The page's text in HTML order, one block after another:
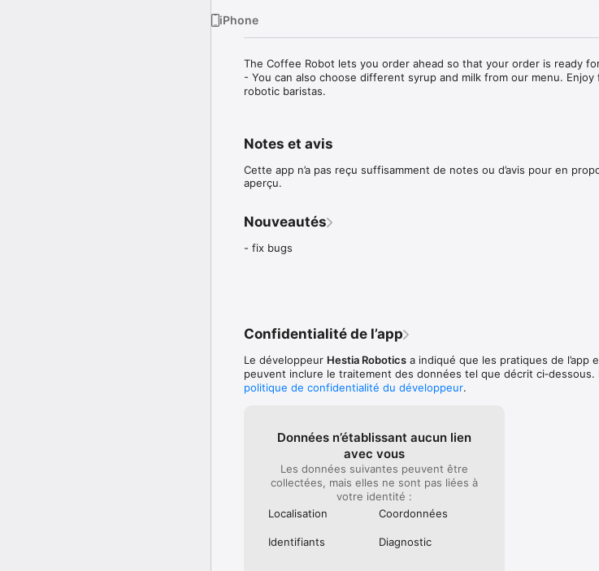
iPhone
The Coffee Robot lets you order ahead so that your order is ready
- You can also choose different syrup and milk from our menu.
robotic baristas.
Notes et avis
Cette app n’a pas reçu suffisamment de notes ou d’avis pour en
aperçu.
Nouveautés
- fix bugs
Confidentialité de l’app
Le développeur Hestia Robotics a indiqué que les pratiques de l’app
peuvent inclure le traitement des données tel que décrit
politique de confidentialité du développeur.
Données n’établissant aucun lien
avec vous
Les données suivantes peuvent être
collectées, mais elles ne sont pas liées à
votre identité :
Localisation
Coordonnées
Identifiants Diagnostic